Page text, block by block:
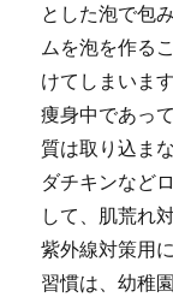
とした泡で包
ムを泡を作る
けてしまいます
痩身中であっ
質は取り込ま
ダチキンなど
して、肌荒れ
紫外線対策用
習慣は、幼稚